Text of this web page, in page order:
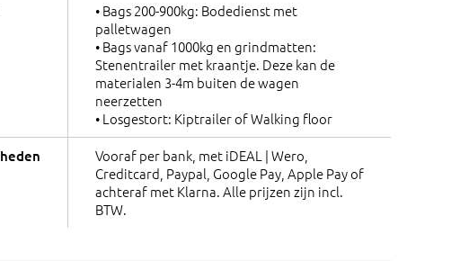
• Bags 200-900kg: Bodedienst met
palletwagen
• Bags vanaf 1000kg en grindmatten:
Stenentrailer met kraantje. Deze kan de
materialen 3-4m buiten de wagen
neerzetten
• Losgestort: Kiptrailer of Walking floor
Vooraf per bank, met iDEAL | Wero,
Creditcard, Paypal, Google Pay, Apple Pay of
achteraf met Klarna. Alle prijzen zijn incl.
BTW.